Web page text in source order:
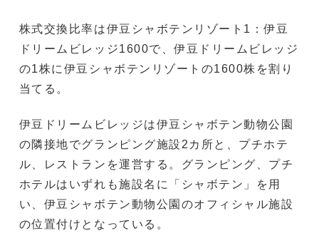
株式交換比率は伊豆シャボテンリゾート1：伊豆
ドリームビレッジ1600で、伊豆ドリームビレッジ
の1株に伊豆シャボテンリゾートの1600株を割り
当てる。
伊豆ドリームビレッジは伊豆シャボテン動物公園
の隣接地でグランピング施設2カ所と、プチホテ
ル、レストランを運営する。グランピング、プチ
ホテルはいずれも施設名に「シャボテン」を用
い、伊豆シャボテン動物公園のオフィシャル施設
の位置付けとなっている。